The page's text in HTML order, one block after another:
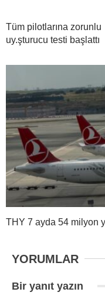
Tüm pilotlarına zorunlu
uy.şturucu testi başlattı
THY 7 ayda 54 milyon
YORUMLAR
Bir yanıt yazın